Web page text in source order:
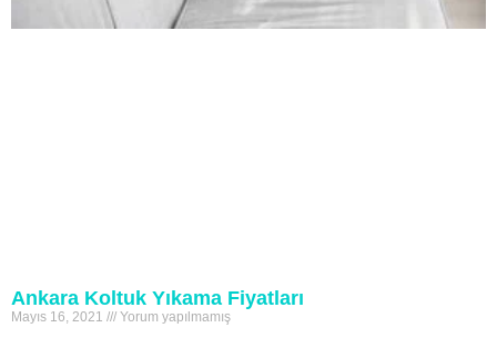
Ankara Koltuk Yıkama Fiyatları
Mayıs 16, 2021 Yorum yapılmamış